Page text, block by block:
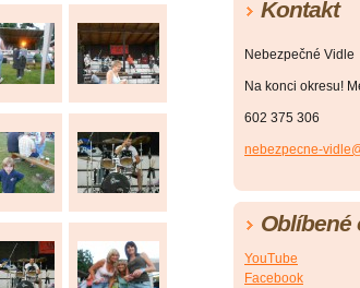
Kontakt
Nebezpečné Vidle
Na konci okresu!
602 375 306
nebezpecne-
Oblíbené
YouTube
Facebook